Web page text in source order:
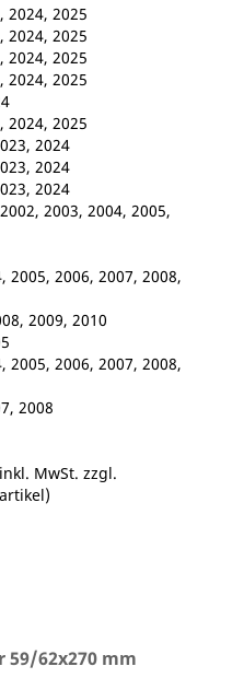
2024, 2025
2024, 2025
2024, 2025
2024, 2025
2024, 2025
2024
2024
2024
2003, 2004, 2005,
2005, 2006, 2007, 2008,
2009, 2010
2005, 2006, 2007, 2008,
2008
MwSt. zzgl.
)
59/62x270 mm